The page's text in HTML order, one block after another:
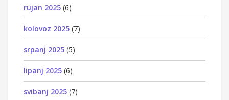
rujan 2025 (6)
kolovoz 2025 (7)
srpanj 2025 (5)
lipanj 2025 (6)
svibanj 2025 (7)